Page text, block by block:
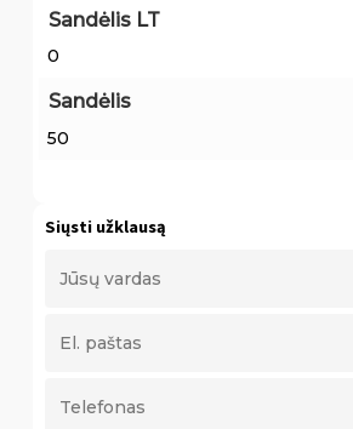
Sandėlis LT
0
Sandėlis
50
Siųsti užklausą